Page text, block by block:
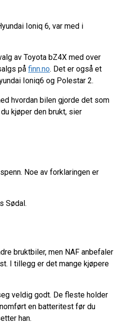
Ioniq 6, var med i
av Toyota bZ4X med over
på finn.no. Det er også et
Ioniq6 og Polestar 2.
hvordan bilen gjorde det som
kjøper den brukt, sier
Noe av forklaringen er
Sødal.
bruktbiler, men NAF anbefaler
I tillegg er det mange kjøpere
veldig godt. De fleste holder
en batteritest før du
han.